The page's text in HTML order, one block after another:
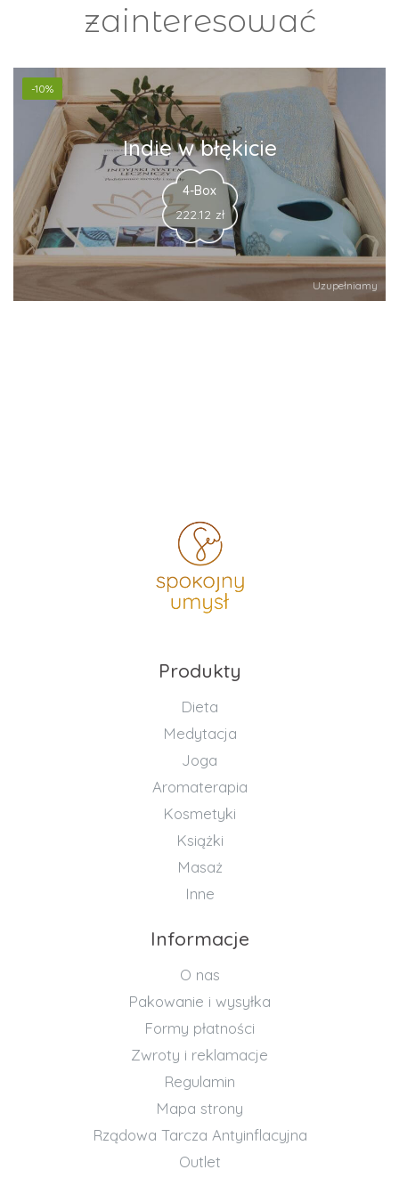
zainteresować
-10%
Uzupełniamy
Indie w błękicie
4-Box
222.12 zł
Produkty
Dieta
Medytacja
Joga
Aromaterapia
Kosmetyki
Książki
Masaż
Inne
Informacje
O nas
Pakowanie i wysyłka
Formy płatności
Zwroty i reklamacje
Regulamin
Mapa strony
Rządowa Tarcza Antyinflacyjna
Outlet